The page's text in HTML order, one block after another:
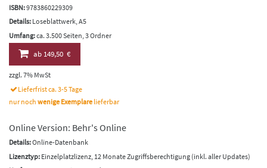
ISBN:9783860229309
Details: Loseblattwerk, A5
Umfang:ca. 3.500 Seiten, 3 Ordner
ab149,50 €
zzgl. 7% MwSt
Lieferfrist ca. 3-5 Tage
nur noch wenige Exemplare lieferbar
Online Version: Behr's Online
Details:Online-Datenbank
Lizenztyp: Einzelplatzlizenz, 12 Monate Zugriffsberechtigung (inkl. aller Updates)